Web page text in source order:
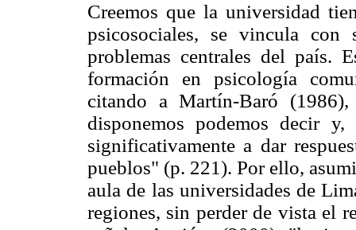
Creemos que la universidad
psicosociales, se vincula
problemas centrales del país.
formación en psicología
citando a Martín-Baró
disponemos podemos decir
significativamente a dar
pueblos" (p. 221). Por ello,
aula de las universidades de
regiones, sin perder de vista el